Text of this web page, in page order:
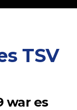
TSV
war es